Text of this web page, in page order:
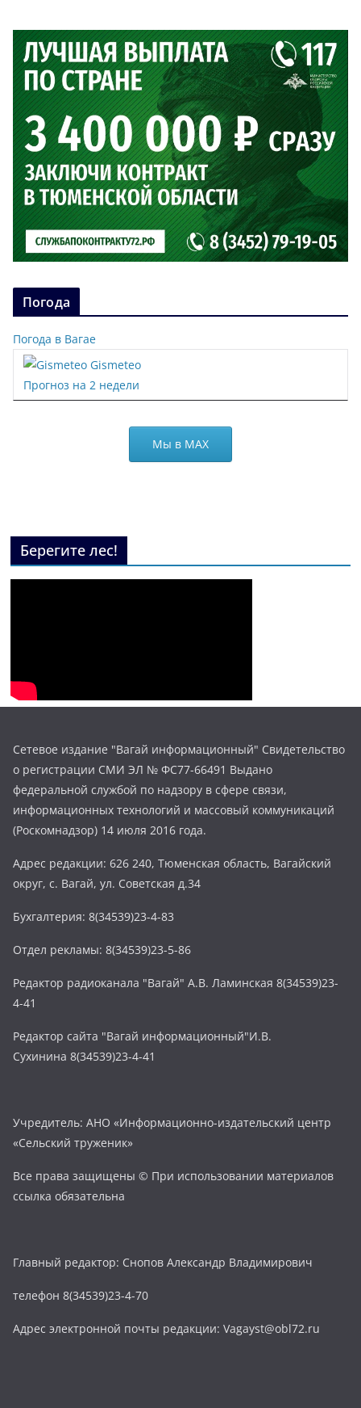
Погода
Погода в Вагае
Gismeteo
Прогноз на 2 недели
Мы в МАХ
Берегите лес!
Сетевое издание "Вагай информационный" Свидетельство
о регистрации СМИ ЭЛ № ФС77-66491 Выдано
федеральной службой по надзору в сфере связи,
информационных технологий и массовый коммуникаций
(Роскомнадзор) 14 июля 2016 года.
Адрес редакции: 626 240, Тюменская область, Вагайский
округ, с. Вагай, ул. Советская д.34
Бухгалтерия: 8(34539)23-4-83
Отдел рекламы: 8(34539)23-5-86
Редактор радиоканала "Вагай" А.В. Ламинская 8(34539)23-
4-41
Редактор сайта "Вагай информационный"И.В.
Сухинина 8(34539)23-4-41
Учредитель: АНО «Информационно-издательский центр
«Сельский труженик»
Все права защищены © При использовании материалов
ссылка обязательна
Главный редактор: Снопов Александр Владимирович
телефон 8(34539)23-4-70
Адрес электронной почты редакции: Vagayst@obl72.ru